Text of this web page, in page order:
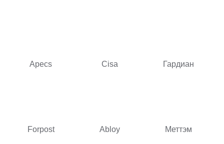
Apecs Cisa Гардиан
Forpost Abloy Меттэм